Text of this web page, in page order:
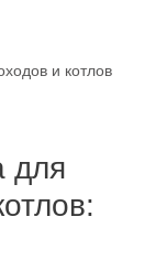
и котлов
для